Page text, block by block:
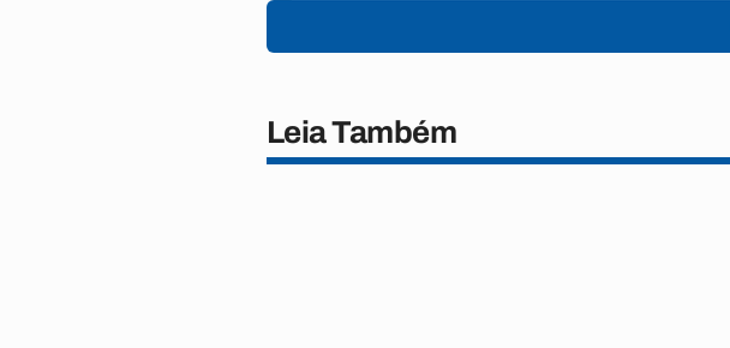
Leia Também